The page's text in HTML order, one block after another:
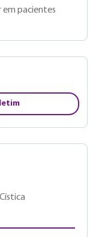
em pacientes